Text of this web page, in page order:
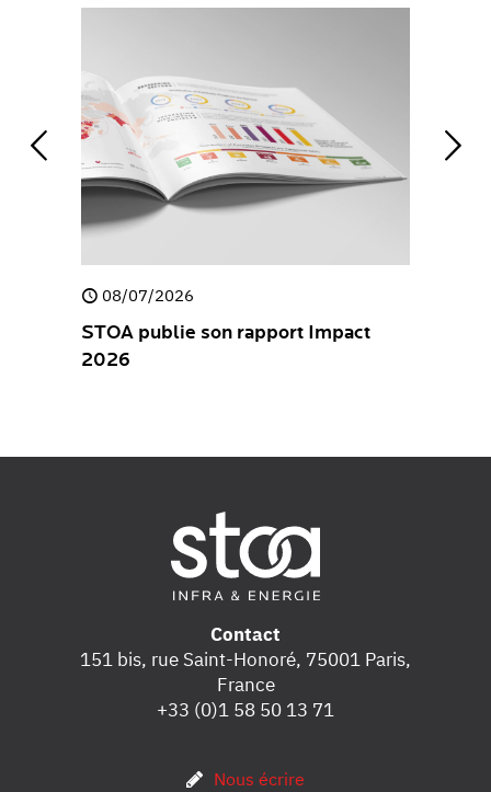
08/07/2026
STOA publie son rapport Impact
2026
Contact
151 bis, rue Saint-Honoré, 75001 Paris,
France
+33 (0)1 58 50 13 71
Nous écrire